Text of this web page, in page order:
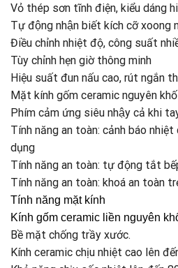
Vỏ thép sơn tĩnh điện, kiểu dáng
Tự động nhận biết kích cỡ xoong
Điều chỉnh nhiệt độ, công suất
Tùy chỉnh hẹn giờ thông minh
Hiệu suất đun nấu cao, rút ngắn
Mặt kính gốm ceramic nguyên
Phím cảm ứng siêu nhậy cả khi
Tính năng an toàn: cảnh báo
dụng
Tính năng an toàn: tự động tắt
Tính năng an toàn: khoá an toàn
Tính năng mặt kính
Kính gốm ceramic liền nguyên
Bề mặt chống trầy xước.
Kính ceramic chịu nhiệt cao lên